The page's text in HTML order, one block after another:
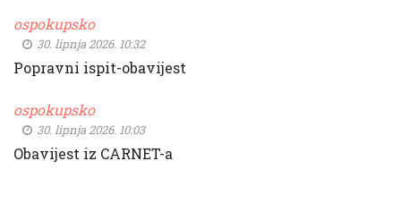
ospokupsko
30. lipnja 2026. 10:32
Popravni ispit-obavijest
ospokupsko
30. lipnja 2026. 10:03
Obavijest iz CARNET-a